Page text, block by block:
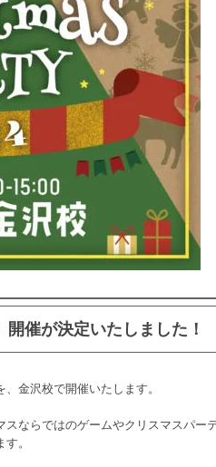
開催が決定いたしました！
金沢校で開催いたします。
ならではのゲームやクリスマスパー
。